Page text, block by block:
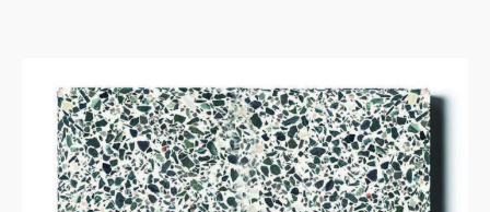
ООО «ПЕТРА»
ИНН 9709046812/504701001
ОГРН 1197746208660
ИП Урсуляк Едуард